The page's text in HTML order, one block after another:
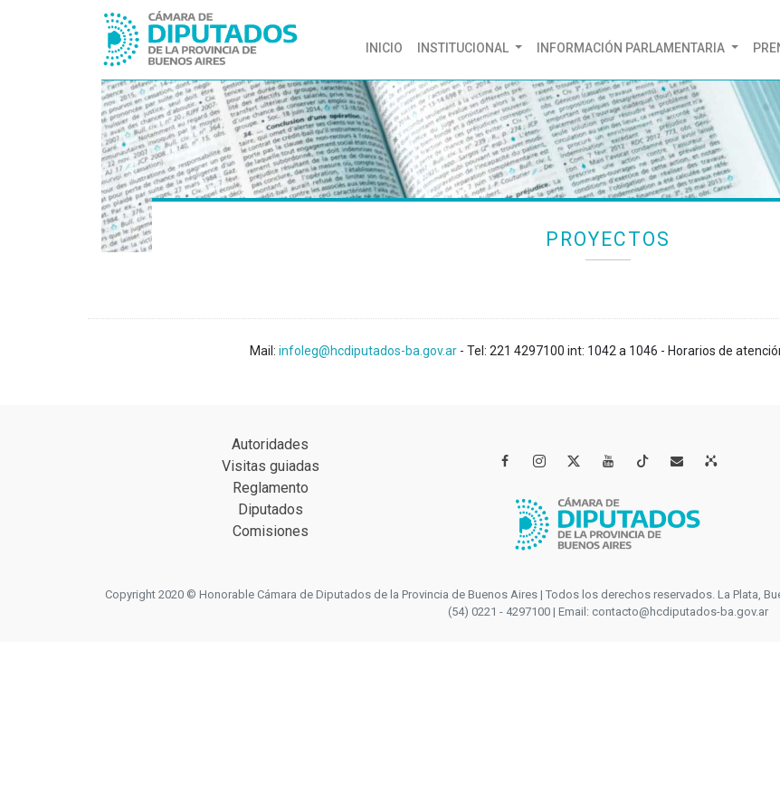
INICIO (CURRENT)
INSTITUCIONAL INFORMACIÓN PARLAMENTARIA
PROYECTOS
Mail: infoleg@hcdiputados-ba.gov.ar - Tel: 221 4297100 int: 1042 a 1046 - Horarios de
Autoridades
Visitas guiadas
Reglamento
Diputados
Comisiones
   
Copyright 2020 © Honorable Cámara de Diputados de la Provincia de Buenos Aires | Todos los derechos reservados. La Plata,
(54) 0221 - 4297100 | Email: contacto@hcdiputados-ba.gov.ar